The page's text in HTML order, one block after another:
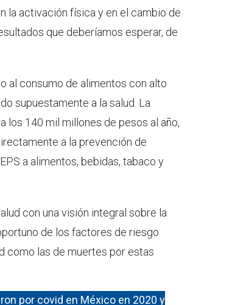
la activación física y en el cambio de
que deberíamos esperar, de
al consumo de alimentos con alto
supuestamente a la salud. La
los 140 mil millones de pesos al año,
a la prevención de
a alimentos, bebidas, tabaco y
con una visión integral sobre la
de los factores de riesgo
como las de muertes por estas
por covid en México en 2020 y